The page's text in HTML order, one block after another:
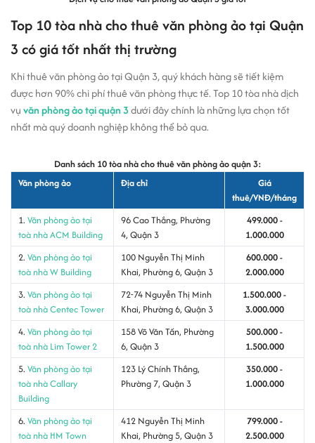
Top 10 tòa nhà cho thuê văn phòng ảo tại Quận
3 có giá tốt nhất thị trường
Khi thuê văn phòng ảo tại Quận 3, quý khách hàng sẽ tiết kiệm
được hơn 90% chi phí thuê văn phòng thực tế. Top 10 tòa nhà dịch
vụvăn phòng ảo tại quận 3dưới đây chính là những lựa chọn tốt
nhất mà quý doanh nghiệp không thể bỏ qua.
Danh sách 10 tòa nhà cho thuê văn phòng ảo quận 3:
Văn phòng ảo
Địa chỉ
Giá
thuê/VNĐ/tháng
1. Văn phòng ảo tại
toà nhà ACM Building
96 Cao Thắng, Phường
4, Quận 3
499.000 -
1.000.000
2. Văn phòng ảo tại
toà nhà W Building
100 Nguyễn Thị Minh
Khai, Phường 6, Quận 3
600.000 -
2.000.000
3. Văn phòng ảo tại
toà nhà Centec Tower
72-74 Nguyễn Thị Minh
Khai, Phường 6, Quận 3
1.500.000 -
3.000.000
4. Văn phòng ảo tại
toà nhà Lim Tower 2
158 Võ Văn Tần, Phường
6, Quận 3
500.000 -
1.500.000
5. Văn phòng ảo tại
toà nhà Callary
Building
123 Lý Chính Thắng,
Phường 7, Quận 3
350.000 -
1.000.000
6. Văn phòng ảo tại
toà nhà HM Town
412 Nguyễn Thị Minh
Khai, Phường 5, Quận 3
799.000 -
2.500.000